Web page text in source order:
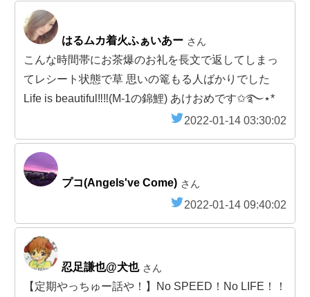
はるムカ着火ふぁいあー さん
こんな時間帯にお茶爆のお礼を長文で返してしまっ
てレシート状態で草 思いの篭もる人ばかりでした
Life is beautiful‼️‼️(M-1の錦鯉) あけおめです✩࿐⋆*
2022-01-14 03:30:02
プコ(Angels've Come) さん
2022-01-14 09:40:02
忍足謙也@犬也 さん
【定期やっちゅー話や！】No SPEED！No LIFE！！